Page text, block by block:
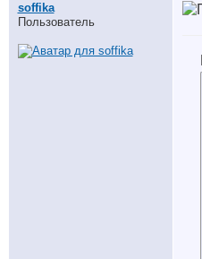
soffika
Пользователь